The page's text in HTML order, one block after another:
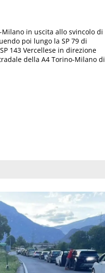
Milano in uscita allo svincolo di
poi lungo la SP 79 di
143 Vercellese in direzione
della A4 Torino-Milano di